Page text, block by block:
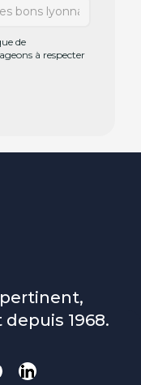
de
à respecter
1968.